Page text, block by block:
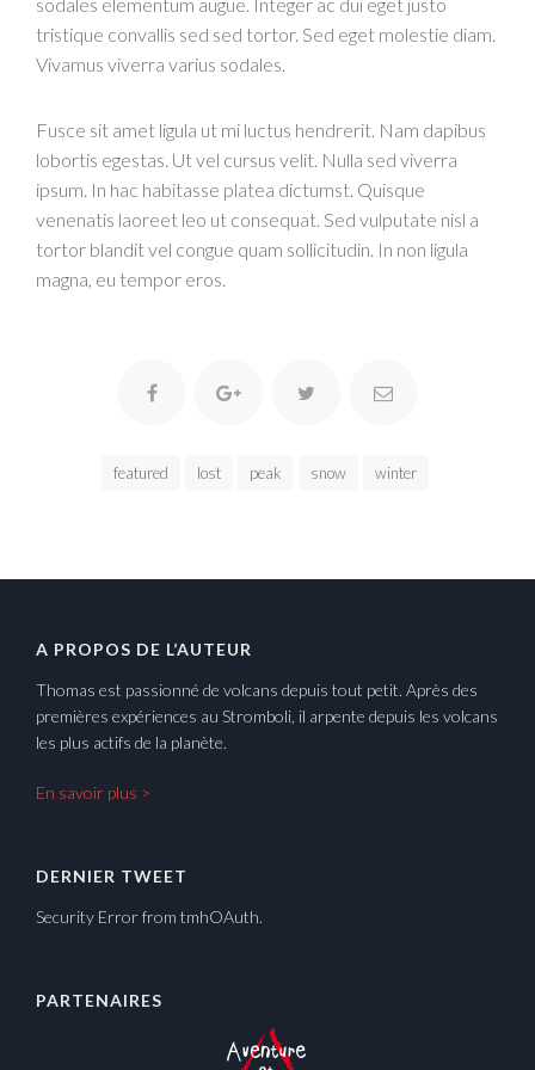
tristique convallis sed sed tortor. Sed eget molestie diam.
Vivamus viverra varius sodales.
Fusce sit amet ligula ut mi luctus hendrerit. Nam dapibus
lobortis egestas. Ut vel cursus velit. Nulla sed viverra
ipsum. In hac habitasse platea dictumst. Quisque
venenatis laoreet leo ut consequat. Sed vulputate nisl a
tortor blandit vel congue quam sollicitudin. In non ligula
magna, eu tempor eros.
featured lost peak snow winter
A PROPOS DE L’AUTEUR
Thomas est passionné de volcans depuis tout petit. Après des
premières expériences au Stromboli, il arpente depuis les volcans
les plus actifs de la planète.
En savoir plus >
DERNIER TWEET
Security Error from tmhOAuth.
PARTENAIRES